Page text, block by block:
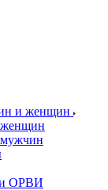
и женщин
женщин
мужчин
и ОРВИ